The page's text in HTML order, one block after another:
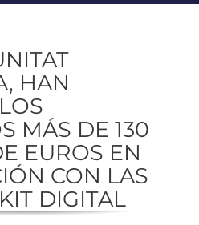
HAN
MÁS DE 130
EUROS EN
CON LAS
DIGITAL